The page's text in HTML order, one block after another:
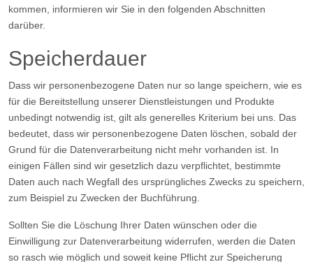
kommen, informieren wir Sie in den folgenden Abschnitten
darüber.
Speicherdauer
Dass wir personenbezogene Daten nur so lange speichern, wie es
für die Bereitstellung unserer Dienstleistungen und Produkte
unbedingt notwendig ist, gilt als generelles Kriterium bei uns. Das
bedeutet, dass wir personenbezogene Daten löschen, sobald der
Grund für die Datenverarbeitung nicht mehr vorhanden ist. In
einigen Fällen sind wir gesetzlich dazu verpflichtet, bestimmte
Daten auch nach Wegfall des ursprüngliches Zwecks zu speichern,
zum Beispiel zu Zwecken der Buchführung.
Sollten Sie die Löschung Ihrer Daten wünschen oder die
Einwilligung zur Datenverarbeitung widerrufen, werden die Daten
so rasch wie möglich und soweit keine Pflicht zur Speicherung